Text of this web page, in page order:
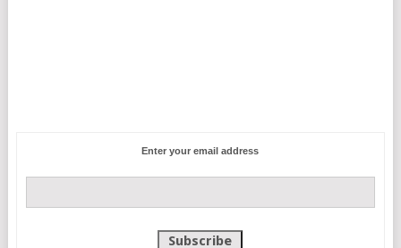
Enter your email address